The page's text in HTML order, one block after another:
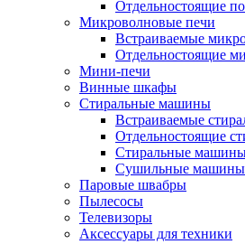
Отдельностоящие
Микроволновые печи
Встраиваемые
Отдельностоящие
Мини-печи
Винные шкафы
Стиральные машины
Встраиваемые
Отдельностоящие
Стиральные
Сушильные машины
Паровые швабры
Пылесосы
Телевизоры
Аксессуары для техники